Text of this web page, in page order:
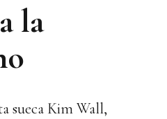
la
sueca Kim Wall,